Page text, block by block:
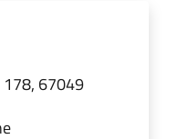
178, 67049